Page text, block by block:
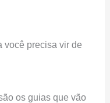
você precisa vir de
os guias que vão